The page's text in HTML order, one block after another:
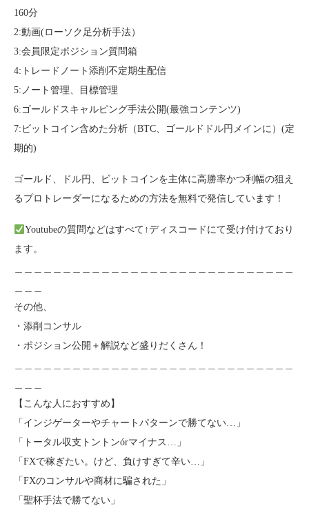
160分
2:動画(ローソク足分析手法）
3:会員限定ポジション質問箱
4:トレードノート添削不定期生配信
5:ノート管理、目標管理
6:ゴールドスキャルピング手法公開(最強コンテンツ)
7:ビットコイン含めた分析（BTC、ゴールドドル円メインに）(定
期的)
ゴールド、ドル円、ビットコインを主体に高勝率かつ利幅の狙え
るプロトレーダーになるための方法を無料で発信しています！
Youtubeの質問などはすべて↑ディスコードにて受け付けており
ます。
その他、
・添削コンサル
・ポジション公開＋解説など盛りだくさん！
【こんな人におすすめ】
「インジゲーターやチャートパターンで勝てない…」
「トータル収支トントンórマイナス…」
「FXで稼ぎたい。けど、負けすぎて辛い…」
「FXのコンサルや商材に騙された」
「聖杯手法で勝てない」